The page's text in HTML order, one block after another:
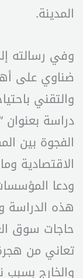
المدينة.
وفي رسالته
ضناوي على
والتقني
الفجوة بين
الاقتصادية
ودعا
هذه الدراسة
حاجات سوق
تعاني من
والخارج